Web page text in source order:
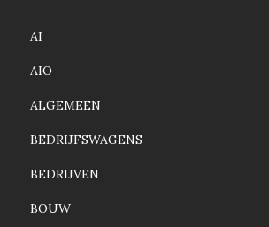
AI
AIO
ALGEMEEN
BEDRIJFSWAGENS
BEDRIJVEN
BOUW